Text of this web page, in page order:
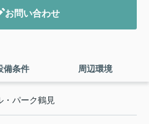
お問い合わせ
備条件 周辺環境
・パーク鶴見